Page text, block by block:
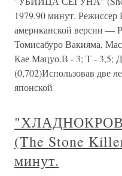
1979.90 минут.
американской версии —
Томисабуро Вакияма,
Кае Мацуо.В - 3; Т - 3,5;
(0,702)Использовав две
японской
(The Stone
минут.